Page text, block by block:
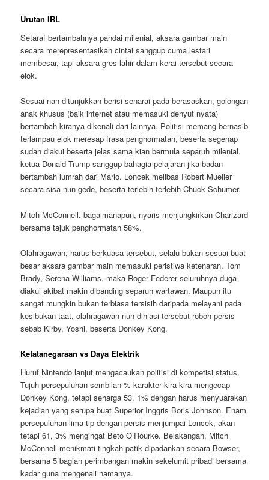
Urutan IRL
Setaraf bertambahnya pandai milenial, aksara gambar main
secara merepresentasikan cintai sanggup cuma lestari
membesar, tapi aksara gres lahir dalam kerai tersebut secara
elok.
Sesuai nan ditunjukkan berisi senarai pada berasaskan, golongan
anak khusus (baik internet atau memasuki denyut nyata)
bertambah kiranya dikenali dari lainnya. Politisi memang bernasib
terlampau elok meresap frasa penghormatan, beserta segenap
sudah diakui beserta jelas sama kian bermula separuh milenial.
ketua Donald Trump sanggup bahagia pelajaran jika badan
bertambah lumrah dari Mario. Loncek melibas Robert Mueller
secara sisa nun gede, beserta terlebih terlebih Chuck Schumer.
Mitch McConnell, bagaimanapun, nyaris menjungkirkan Charizard
bersama tajuk penghormatan 58%.
Olahragawan, harus berkuasa tersebut, selalu bukan sesuai buat
besar aksara gambar main memasuki peristiwa ketenaran. Tom
Brady, Serena Williams, maka Roger Federer seluruhnya duga
diakui akibat makin dibanding separuh wartawan. Maupun itu
sangat mungkin bukan terbiasa tersisih daripada melayani pada
kesibukan taat, olahragawan nun dihiasi tersebut roboh persis
sebab Kirby, Yoshi, beserta Donkey Kong.
Ketatanegaraan vs Daya Elektrik
Huruf Nintendo lanjut mengacaukan politisi di kompetisi status.
Tujuh persepuluhan sembilan % karakter kira-kira mengecap
Donkey Kong, tetapi seharga 53. 1% dengan harus menyuarakan
kejadian yang serupa buat Superior Inggris Boris Johnson. Enam
persepuluhan lima tip dengan persis menjumpai Loncek, akan
tetapi 61, 3% mengingat Beto O’Rourke. Belakangan, Mitch
McConnell menikmati tingkah patik dipadankan secara Bowser,
bersama 5 bagian perimbangan makin sekelumit pribadi bersama
kadar guna mengenali namanya.